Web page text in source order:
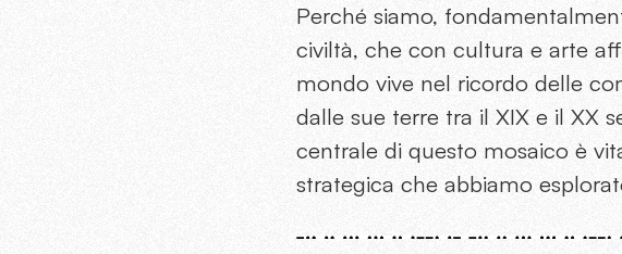
Perché siamo,
civiltà, che con cultura e arte
mondo vive nel ricordo delle
dalle sue terre tra il XIX e il XX
centrale di questo mosaico è
strategica che abbiamo